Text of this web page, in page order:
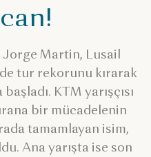
Jorge Martin, Lusail
tur rekorunu kırarak
KTM yarışçısı
bir mücadelenin
tamamlayan isim,
Ana yarışta ise son